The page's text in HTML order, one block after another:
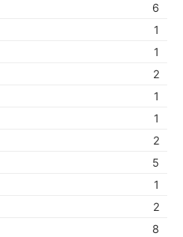
6
1
1
2
1
1
2
5
1
2
8